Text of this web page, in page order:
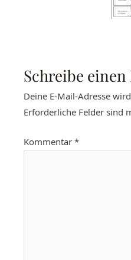
Schreibe
Deine E-Mail-Adresse
Erforderliche Felder sind
Kommentar*